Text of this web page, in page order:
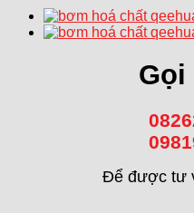
Gọi
Để được tư